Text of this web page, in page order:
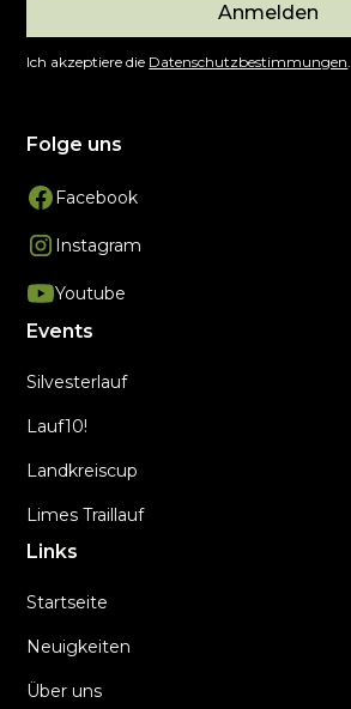
Anmelden
Ich akzeptiere die Datenschutzbestimmungen.
Folge uns
Facebook
Instagram
Youtube
Events
Silvesterlauf
Lauf10!
Landkreiscup
Limes Traillauf
Links
Startseite
Neuigkeiten
Über uns